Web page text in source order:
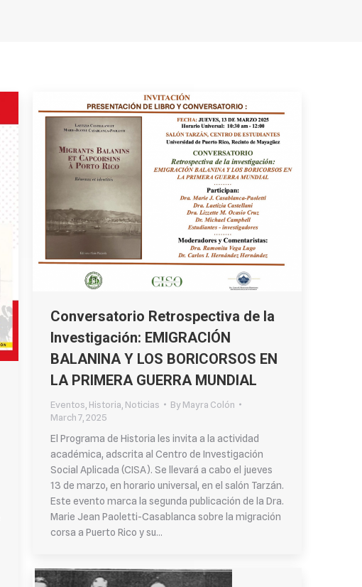
Conversatorio Retrospectiva de la
Investigación: EMIGRACIÓN
BALANINA Y LOS BORICORSOS EN
LA PRIMERA GUERRA MUNDIAL
Eventos Historia Noticias ByMayra Colón
March 7, 2025
El Programa de Historia les invita a la actividad
académica, adscrita al Centro de Investigación
Social Aplicada (CISA). Se llevará a cabo el jueves
13 de marzo, en horario universal, en el salón Tarzán.
Este evento marca la segunda publicación de la Dra.
Marie Jean Paoletti-Casablanca sobre la migración
corsa a Puerto Rico y su…